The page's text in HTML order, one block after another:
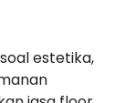
estetika,